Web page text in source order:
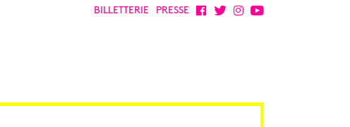
BILLETTERIE PRESSE